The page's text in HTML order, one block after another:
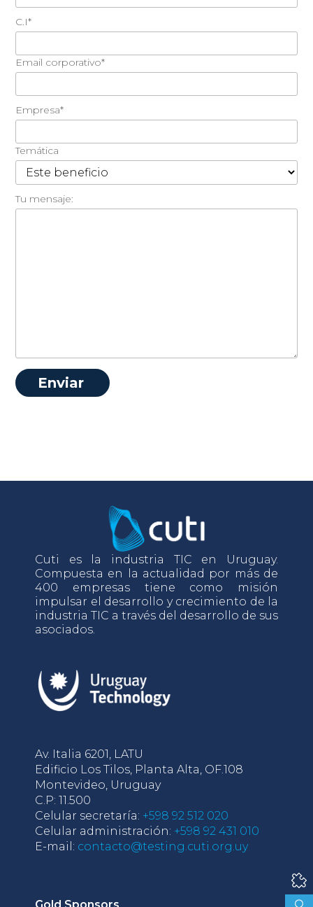
C.I*
Email corporativo*
Empresa*
Temática
Tu mensaje:
Cuti es la industria TIC en Uruguay.
Compuesta en la actualidad por más de
400 empresas tiene como misión
impulsar el desarrollo y crecimiento de la
industria TIC a través del desarrollo de sus
asociados.
Av. Italia 6201, LATU
Edificio Los Tilos, Planta Alta, OF.108
Montevideo, Uruguay
C.P: 11.500
Celular secretaría: +598 92 512 020
Celular administración: +598 92 431 010
E-mail: contacto@testing.cuti.org.uy